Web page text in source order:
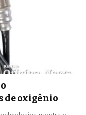
de oxigênio